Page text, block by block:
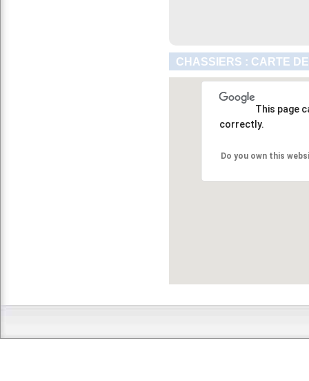
CHASSIERS : CARTE
This page
correctly.
Do you own this